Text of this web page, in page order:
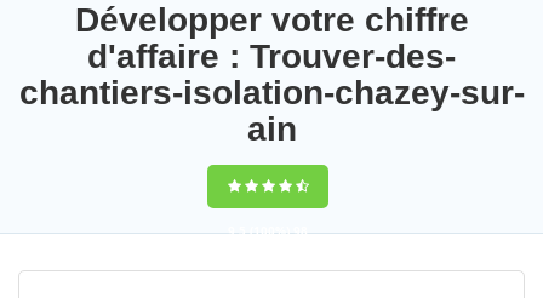
Développer votre chiffre
d'affaire : Trouver-des-
chantiers-isolation-chazey-sur-
ain
9,5(100%)98
votes